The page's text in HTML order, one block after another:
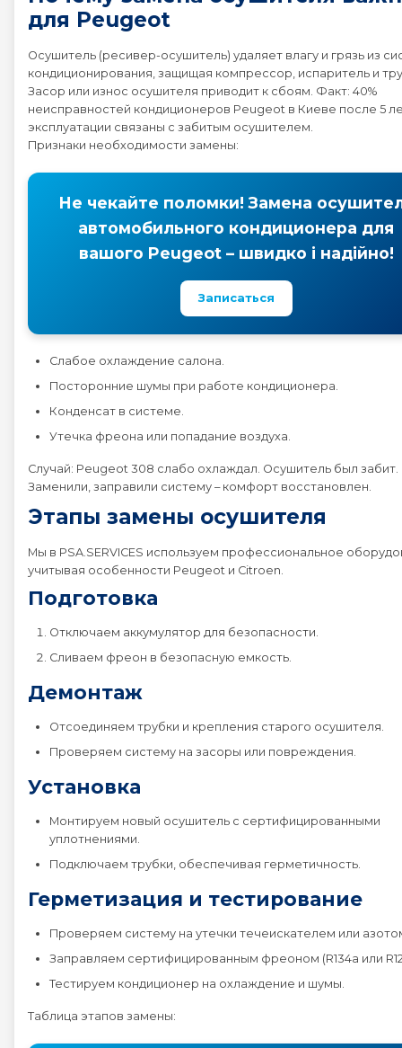
Peugeot 207
Peugeot 208
Peugeot 3008
Peugeot 307
Peugeot 308
Peugeot 4007
Peugeot 407
Peugeot 408
Peugeot 5008
Peugeot TRAVELLER
для Peugeot
Осушитель (ресивер-осушитель) удаляет влагу и грязь из
кондиционирования, защищая компрессор, испаритель и
Засор или износ осушителя приводит к сбоям. Факт: 40%
неисправностей кондиционеров Peugeot в Киеве после 5
эксплуатации связаны с забитым осушителем.
Признаки необходимости замены:
Не чекайте поломки! Замена
автомобильного кондиционера для
вашого Peugeot – швидко і надійно!
Записаться
Слабое охлаждение салона.
Посторонние шумы при работе кондиционера.
Конденсат в системе.
Утечка фреона или попадание воздуха.
Случай: Peugeot 308 слабо охлаждал. Осушитель был забит.
Заменили, заправили систему – комфорт восстановлен.
Этапы замены осушителя
Мы в PSA.SERVICES используем профессиональное
учитывая особенности Peugeot и Citroen.
Подготовка
Отключаем аккумулятор для безопасности.
Сливаем фреон в безопасную емкость.
Демонтаж
Отсоединяем трубки и крепления старого осушителя.
Проверяем систему на засоры или повреждения.
Установка
Монтируем новый осушитель с сертифицированными
уплотнениями.
Подключаем трубки, обеспечивая герметичность.
Герметизация и тестирование
Проверяем систему на утечки течеискателем или
Заправляем сертифицированным фреоном (R134a или
Тестируем кондиционер на охлаждение и шумы.
Таблица этапов замены: